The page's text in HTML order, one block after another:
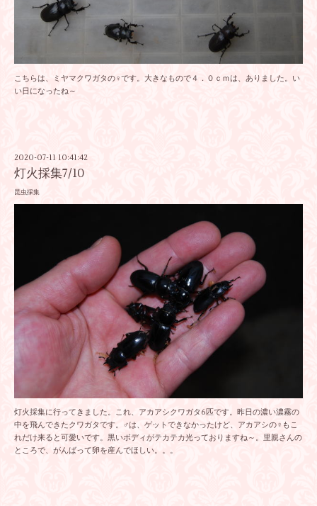
こちらは、ミヤマクワガタの♀です。大きなもので４．０ｃｍは、ありました。い
い日になったね～
2020-07-11 10:41:42
灯火採集7/10
昆虫採集
灯火採集に行ってきました。これ、アカアシクワガタ6匹です。昨日の濃い濃霧の
中を飛んできたクワガタです。♂は、ゲットできなかったけど、アカアシの♀もこ
れだけ来ると可愛いです。黒いボディがテカテカ光っておりますね～。里親さんの
ところで、がんばって卵を産んでほしい。。。